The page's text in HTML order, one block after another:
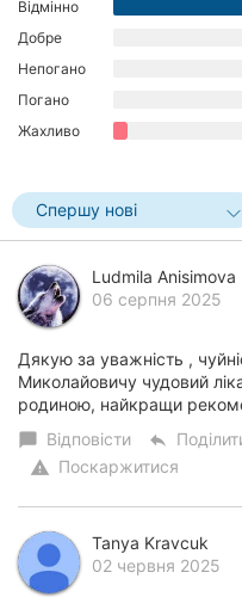
Відмінно
Добре
Непогано
Погано
Жахливо
Спершу нові
Ludmila Anisimova
06 серпня 2025
Дякую за уважність ,
Миколайовичу чудовий
родиною, найкращи
chat_bubble Відповісти reply
warning Поскаржитися
Tanya Kravcuk
02 червня 2025